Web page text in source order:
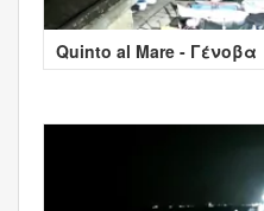
Quinto al Mare - Γένοβα